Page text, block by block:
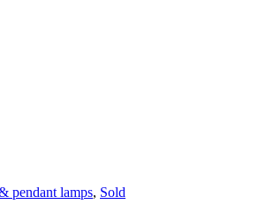
pendant lamps, Sold